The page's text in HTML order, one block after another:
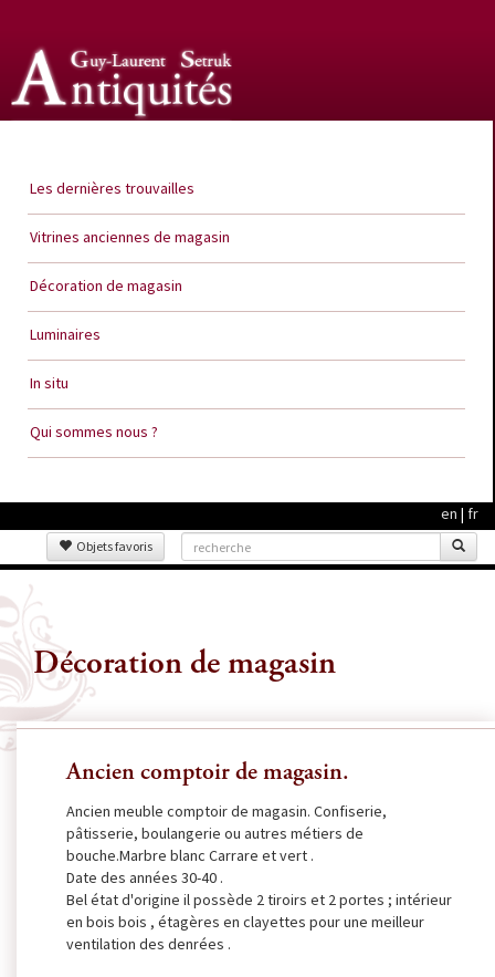
Les dernières trouvailles
Vitrines anciennes de magasin
Décoration de magasin
Luminaires
In situ
Qui sommes nous ?
en | fr
Objets favoris
Décoration de magasin
Ancien comptoir de magasin.
Ancien meuble comptoir de magasin. Confiserie,
pâtisserie, boulangerie ou autres métiers de
bouche.Marbre blanc Carrare et vert .
Date des années 30-40 .
Bel état d'origine il possède 2 tiroirs et 2 portes ; intérieur
en bois bois , étagères en clayettes pour une meilleur
ventilation des denrées .